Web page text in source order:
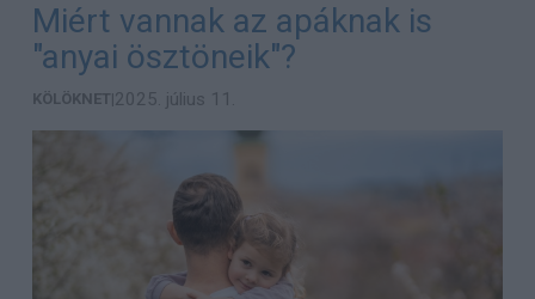
Miért vannak az apáknak is
"anyai ösztöneik"?
KÖLÖKNET|2025. július 11.